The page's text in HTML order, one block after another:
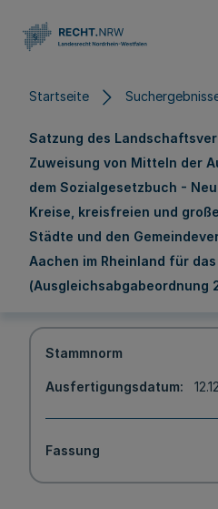
Startseite
Satzung des
Zuweisung von Mitteln der
dem Sozialgesetzbuch -
Kreise, kreisfreien und
Städte und den
Aachen im Rheinland für
(Ausgleichsabgabeordnung
Stammnorm
Ausfertigungsdatum
Fassung